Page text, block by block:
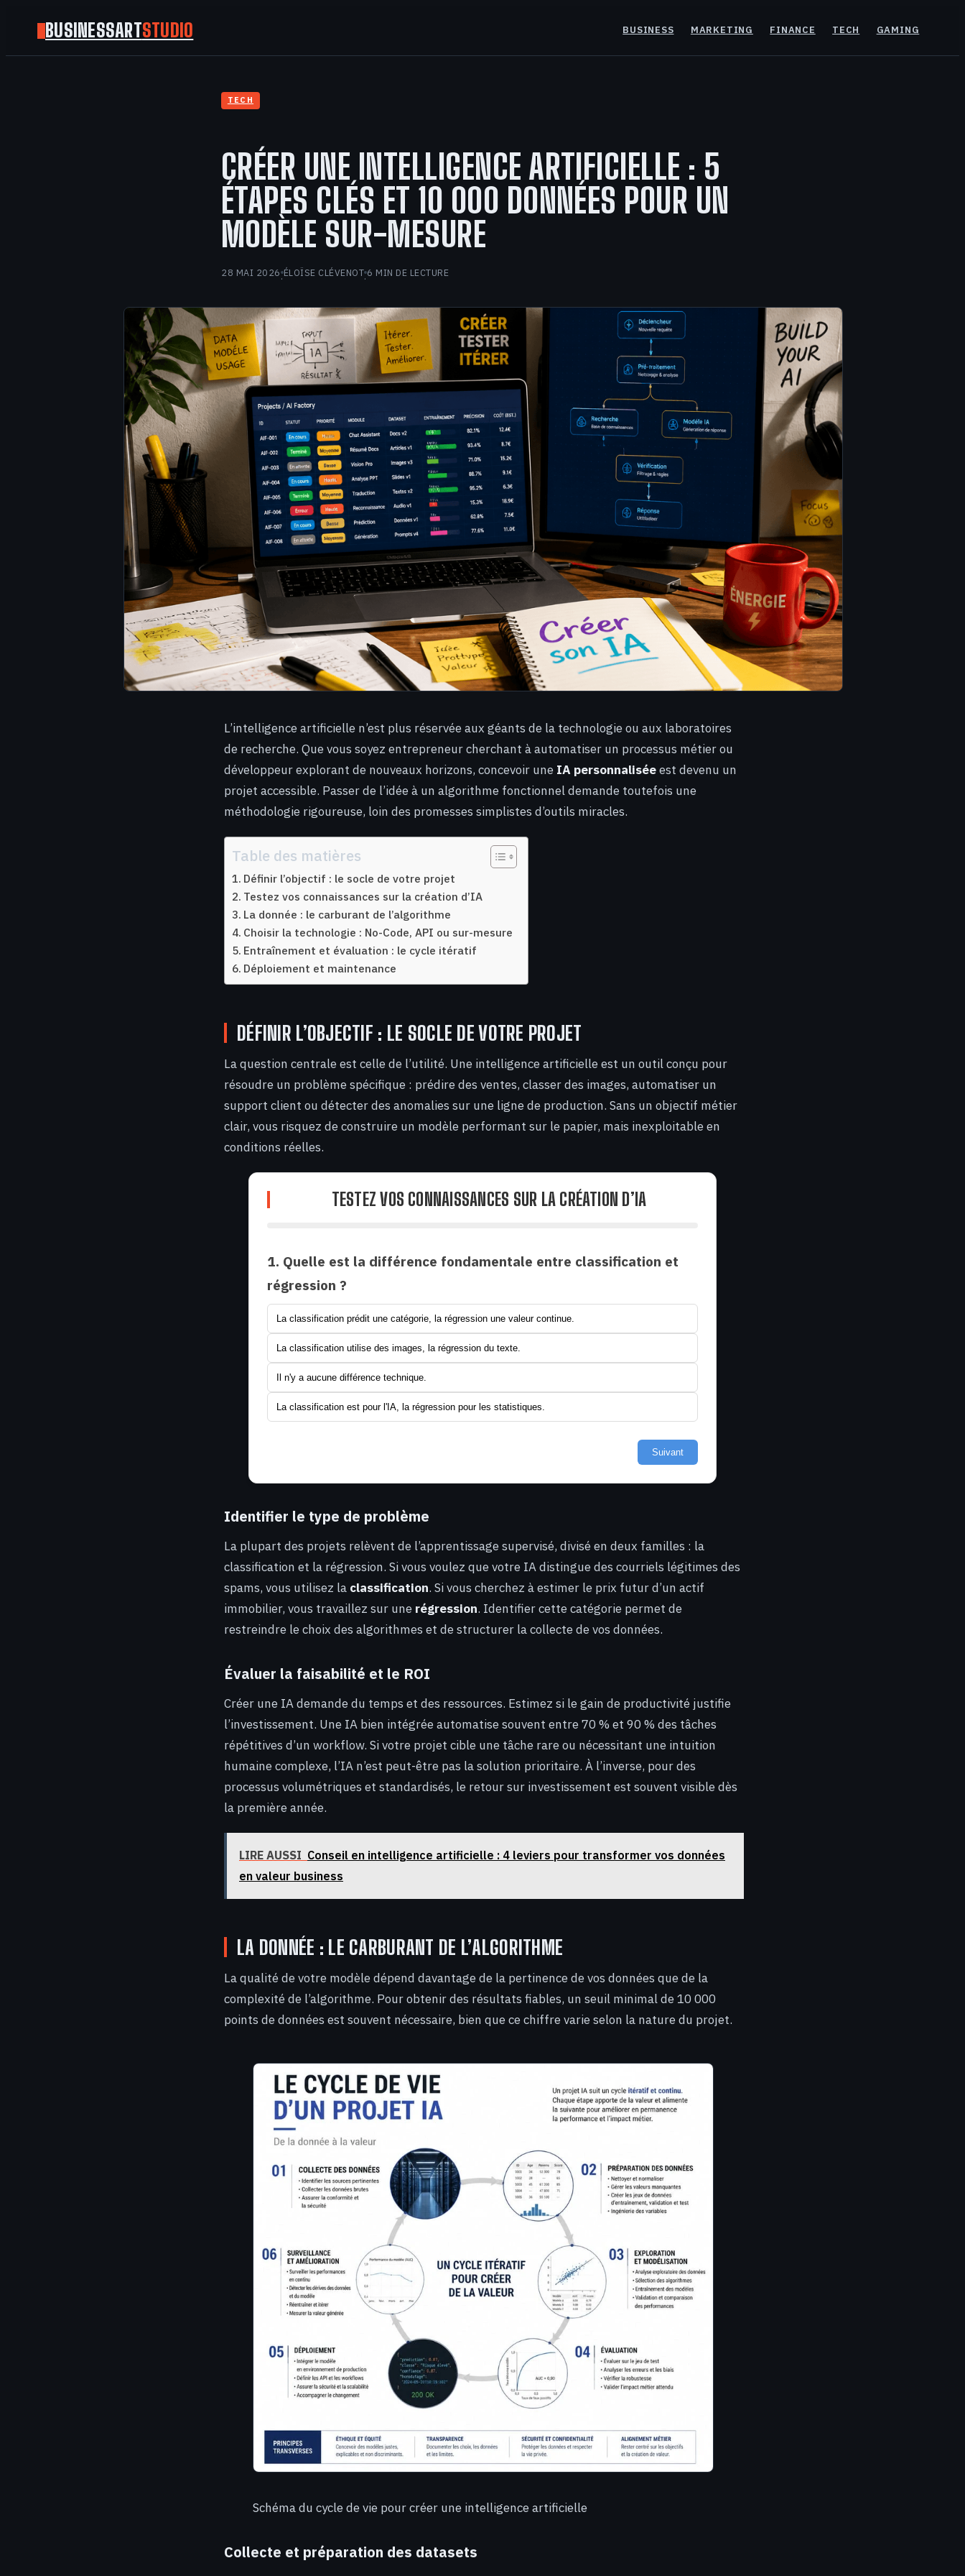
BUSINESSARTSTUDIO BUSINESS MARKETING FINANCE TECH GAMING
TECH
CRÉER UNE INTELLIGENCE ARTIFICIELLE : 5
ÉTAPES CLÉS ET 10 000 DONNÉES POUR UN
MODÈLE SUR-MESURE
28 MAI 2026·ÉLOÏSE CLÉVENOT·6 MIN DE LECTURE
L’intelligence artificielle n’est plus réservée aux géants de la technologie ou aux laboratoires
de recherche. Que vous soyez entrepreneur cherchant à automatiser un processus métier ou
développeur explorant de nouveaux horizons, concevoir une IA personnaliséeest devenu un
projet accessible. Passer de l’idée à un algorithme fonctionnel demande toutefois une
méthodologie rigoureuse, loin des promesses simplistes d’outils miracles.
Table des matières
Définir l’objectif : le socle de votre projet
Testez vos connaissances sur la création d’IA
La donnée : le carburant de l’algorithme
Choisir la technologie : No-Code, API ou sur-mesure
Entraînement et évaluation : le cycle itératif
Déploiement et maintenance
DÉFINIR L’OBJECTIF : LE SOCLE DE VOTRE PROJET
La question centrale est celle de l’utilité. Une intelligence artificielle est un outil conçu pour
résoudre un problème spécifique : prédire des ventes, classer des images, automatiser un
support client ou détecter des anomalies sur une ligne de production. Sans un objectif métier
clair, vous risquez de construire un modèle performant sur le papier, mais inexploitable en
conditions réelles.
TESTEZ VOS CONNAISSANCES SUR LA CRÉATION D’IA
1. Quelle est la différence fondamentale entre classification et
régression ?
La classification prédit une catégorie, la régression une valeur continue.
La classification utilise des images, la régression du texte.
Il n'y a aucune différence technique.
La classification est pour l'IA, la régression pour les statistiques.
Suivant
Identifier le type de problème
La plupart des projets relèvent de l’apprentissage supervisé, divisé en deux familles : la
classification et la régression. Si vous voulez que votre IA distingue des courriels légitimes des
spams, vous utilisez la classification. Si vous cherchez à estimer le prix futur d’un actif
immobilier, vous travaillez sur une régression. Identifier cette catégorie permet de
restreindre le choix des algorithmes et de structurer la collecte de vos données.
Évaluer la faisabilité et le ROI
Créer une IA demande du temps et des ressources. Estimez si le gain de productivité justifie
l’investissement. Une IA bien intégrée automatise souvent entre 70 % et 90 % des tâches
répétitives d’un workflow. Si votre projet cible une tâche rare ou nécessitant une intuition
humaine complexe, l’IA n’est peut-être pas la solution prioritaire. À l’inverse, pour des
processus volumétriques et standardisés, le retour sur investissement est souvent visible dès
la première année.
LIRE AUSSI Conseil en intelligence artificielle : 4 leviers pour transformer vos données
en valeur business
LA DONNÉE : LE CARBURANT DE L’ALGORITHME
La qualité de votre modèle dépend davantage de la pertinence de vos données que de la
complexité de l’algorithme. Pour obtenir des résultats fiables, un seuil minimal de 10 000
points de données est souvent nécessaire, bien que ce chiffre varie selon la nature du projet.
Schéma du cycle de vie pour créer une intelligence artificielle
Collecte et préparation des datasets